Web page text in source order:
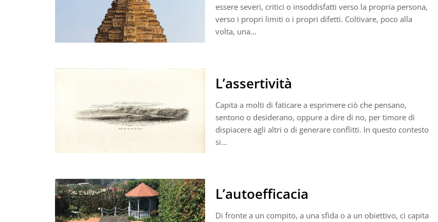
essere severi, critici o insoddisfatti verso la propria persona,
verso i propri limiti o i propri difetti. Coltivare, poco alla
volta, una…
L’assertività
Capita a molti di faticare a esprimere ciò che pensano,
sentono o desiderano, oppure a dire di no, per timore di
dispiacere agli altri o di generare conflitti. In questo contesto
si…
L’autoefficacia
Di fronte a un compito, a una sfida o a un obiettivo, ci capita